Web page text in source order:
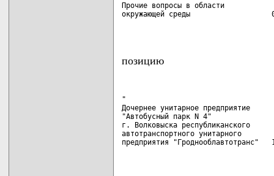
Прочие вопросы в области
окружающей среды
позицию
"
Дочернее унитарное предприятие
"Автобусный парк N 4"
г. Волковыска республиканского
автотранспортного унитарного
предприятия